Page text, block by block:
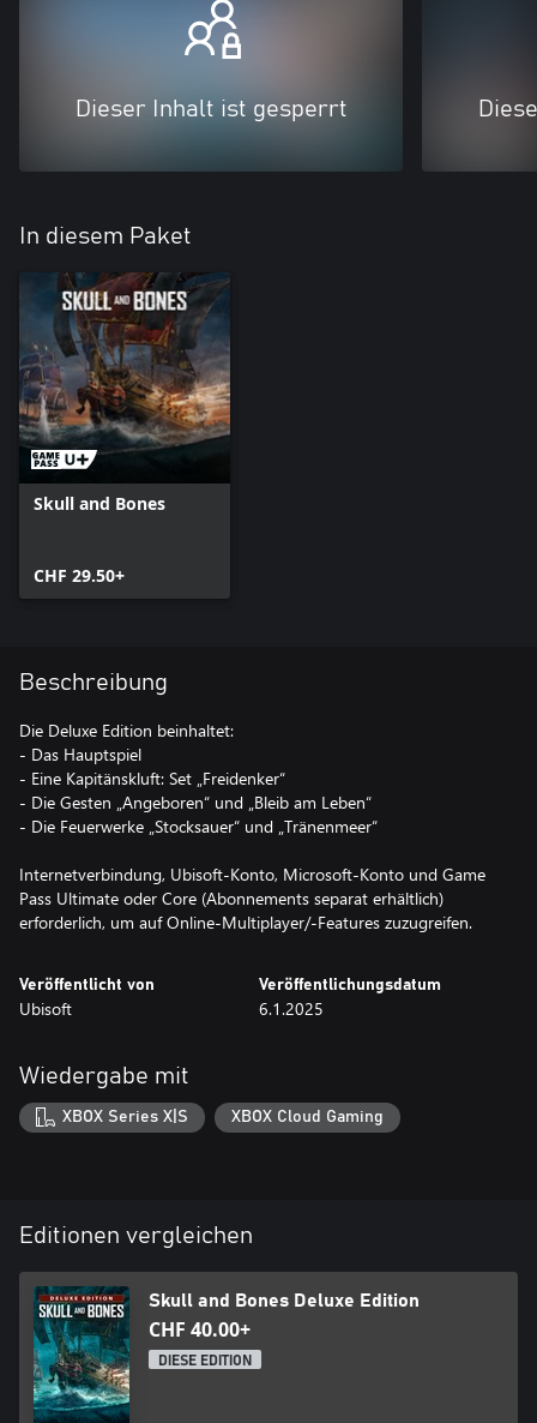
Dieser Inhalt ist gesperrt
In diesem Paket
Skull and Bones
CHF 29.50+
Beschreibung
Die Deluxe Edition beinhaltet:
- Das Hauptspiel
- Eine Kapitänskluft: Set „Freidenker“
- Die Gesten „Angeboren“ und „Bleib am Leben“
- Die Feuerwerke „Stocksauer“ und „Tränenmeer“
Internetverbindung, Ubisoft-Konto, Microsoft-Konto und Game
Pass Ultimate oder Core (Abonnements separat erhältlich)
erforderlich, um auf Online-Multiplayer/-Features zuzugreifen.
Veröffentlicht von
Ubisoft
Veröffentlichungsdatum
6.1.2025
Wiedergabe mit
XBOX Series X|S XBOX Cloud Gaming
Editionen vergleichen
Skull and Bones Deluxe Edition
CHF 40.00+
DIESE EDITION